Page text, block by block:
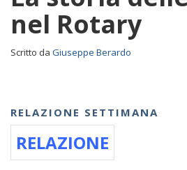
nel Rotary
Scritto da Giuseppe Berardo
RELAZIONE SETTIMANA
RELAZIONE